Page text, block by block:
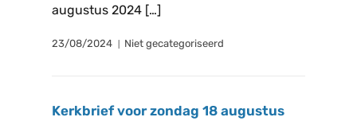
augustus 2024 […]
23/08/2024 Niet gecategoriseerd
Kerkbrief voor zondag 18 augustus